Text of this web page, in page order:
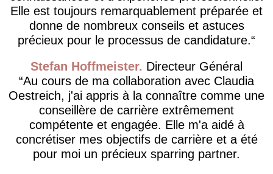
Elle est toujours remarquablement préparée et
donne de nombreux conseils et astuces
précieux pour le processus de candidature.
Stefan Hoffmeister Directeur Général
Au cours de ma collaboration avec Claudia
Oestreich, j'ai appris à la connaître comme une
conseillère de carrière extrêmement
compétente et engagée. Elle m'a aidé à
concrétiser mes objectifs de carrière et a été
pour moi un précieux sparring partner.